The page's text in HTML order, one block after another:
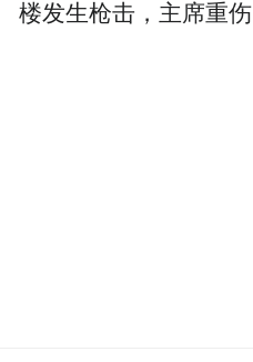
楼发生枪击，主席重伤